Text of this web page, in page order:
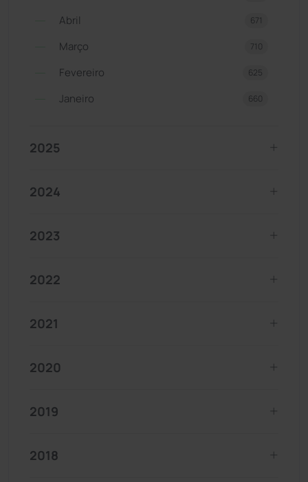
Abril 671
Março 710
Fevereiro 625
Janeiro 660
2025
2024
2023
2022
2021
2020
2019
2018